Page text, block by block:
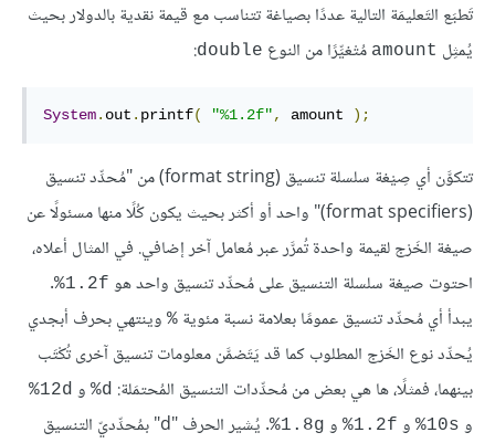
تَطبَع التَعليمَة التالية عددًا بصياغة تتناسب مع قيمة نقدية بالدولار بحيث
يُمثِل amount مُتْغيِّرًا من النوع double
:
System. out . printf( "%1.2f", amount );
تتكوَّن أي صِيْغة سلسلة تنسيق (format string) من "مُحدِّد تنسيق
(format specifiers)" واحد أو أكثر بحيث يكون كُلًا منها مسئولًا عن
صيغة الخَرْج لقيمة واحدة تُمرَّر عبر مُعامل آخر إضافي. في المثال أعلاه،
احتوت صيغة سلسلة التنسيق على مُحدِّد تنسيق واحد هو ‎%1.2f
.
يبدأ أي مُحدِّد تنسيق عمومًا بعلامة نسبة مئوية % وينتهي بحرف أبجدي
يُحدِّد نوع الخَرْج المطلوب كما قد يَتَضمَّن معلومات تنسيق آخرى تُكْتَب
بينهما، فمثلًا، ها هي بعض من مُحدِّدات التنسيق المُحتمَلة: ‎%d و ‎%12d
و ‎%10s و ‎%1.2f و ‎%1.8g. يُشير الحرف "d" بمُحدِّديّ التنسيق